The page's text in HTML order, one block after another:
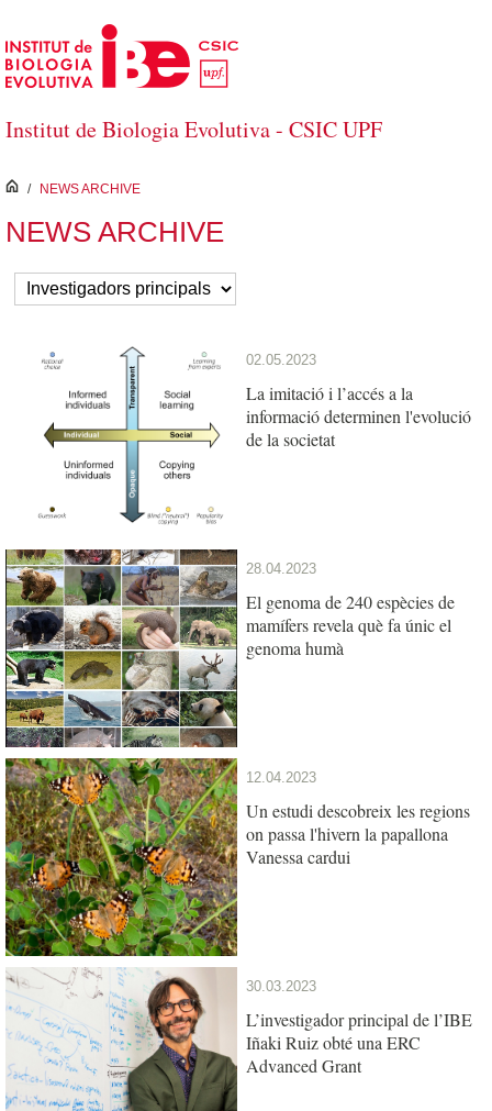
Salta al contingut principal
Institut de Biologia Evolutiva - CSIC UPF
inici
/ NEWS ARCHIVE
NEWS ARCHIVE
02.05.2023
La imitació i l’accés a la
informació determinen l'evolució
de la societat
28.04.2023
El genoma de 240 espècies de
mamífers revela què fa únic el
genoma humà
12.04.2023
Un estudi descobreix les regions
on passa l'hivern la papallona
Vanessa cardui
30.03.2023
L’investigador principal de l’IBE
Iñaki Ruiz obté una ERC
Advanced Grant